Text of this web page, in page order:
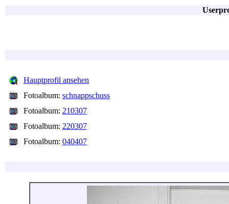
Hauptprofil ansehen
Fotoalbum: schnappschuss
Fotoalbum: 210307
Fotoalbum: 220307
Fotoalbum: 040407